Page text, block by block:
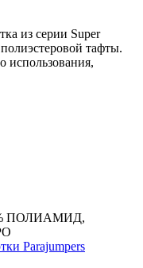
из серии Super
тафты.
использования,
ПОЛИАМИД,
Parajumpers